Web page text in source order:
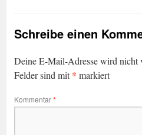
Schreibe einen
Deine E-Mail-Adresse wird nicht
Felder sind mit* markiert
Kommentar*